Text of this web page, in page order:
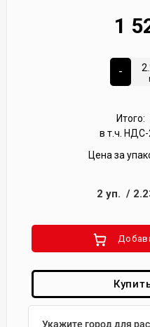
1
-
Итого:
в т.ч. НДС-
Цена за
2 уп. /
Укажите город для